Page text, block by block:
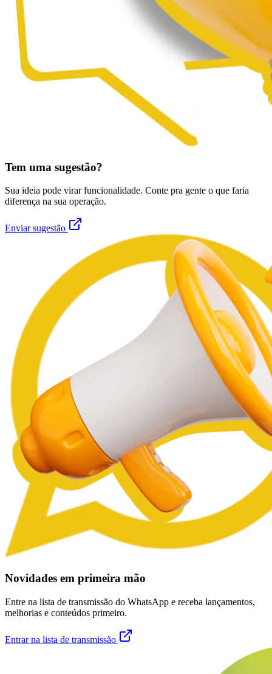
Tem uma sugestão?
Sua ideia pode virar funcionalidade. Conte pra gente o que faria
diferença na sua operação.
Enviar sugestão
Novidades em primeira mão
Entre na lista de transmissão do WhatsApp e receba lançamentos,
melhorias e conteúdos primeiro.
Entrar na lista de transmissão